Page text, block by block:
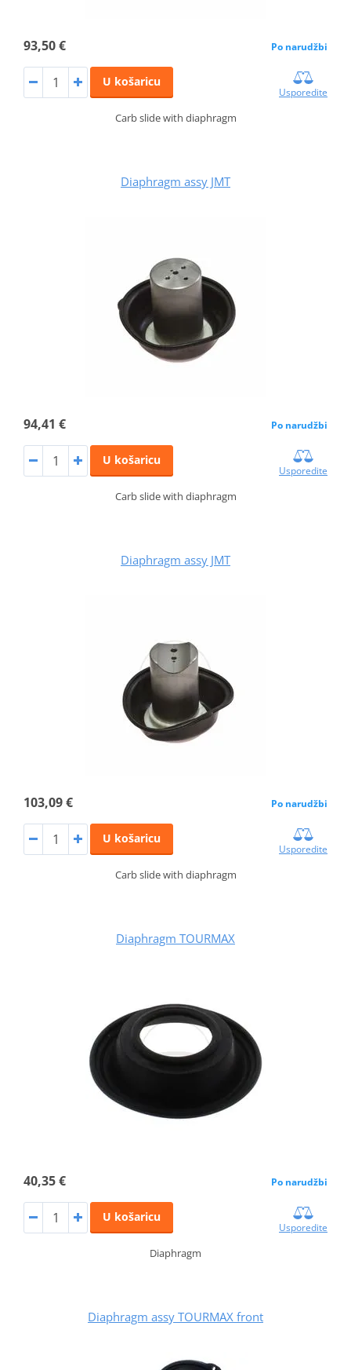
93,50 € Po narudžbi
U košaricu
Usporedite
Carb slide with diaphragm
Diaphragm assy JMT
94,41 € Po narudžbi
U košaricu
Usporedite
Carb slide with diaphragm
Diaphragm assy JMT
103,09 € Po narudžbi
U košaricu
Usporedite
Carb slide with diaphragm
Diaphragm TOURMAX
40,35 € Po narudžbi
U košaricu
Usporedite
Diaphragm
Diaphragm assy TOURMAX front